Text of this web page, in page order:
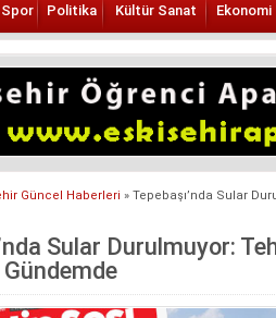
Spor Politika Kültür Sanat Ekonomi
Güncel Haberleri » Tepebaşı’nda Sular
Sular Durulmuyor: